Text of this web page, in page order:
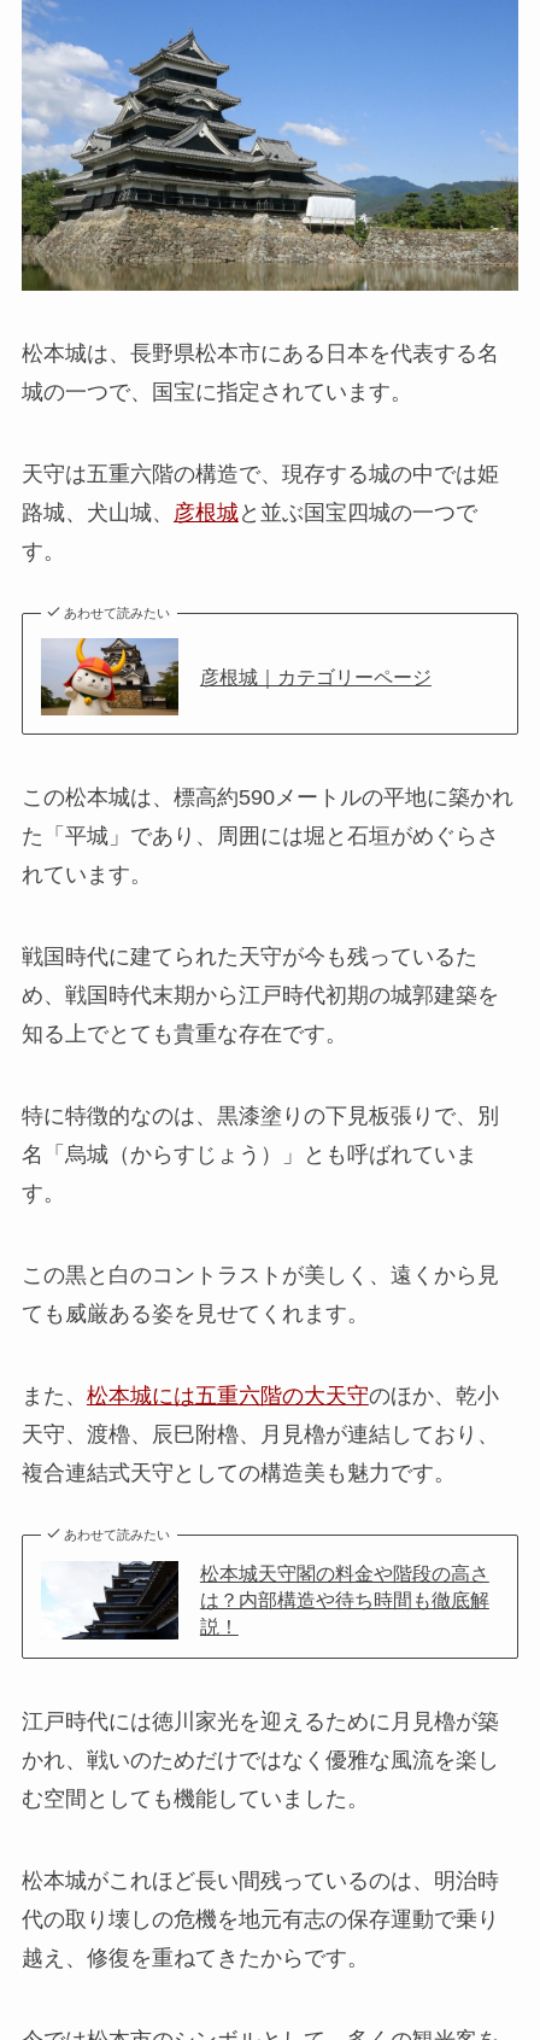
松本城は、長野県松本市にある日本を代表する名
城の一つで、国宝に指定されています。
天守は五重六階の構造で、現存する城の中では姫
路城、犬山城、
彦根城と並ぶ国宝四城の一つで
す。
あわせて読みたい
彦根城｜カテゴリーページ
この松本城は、標高約590メートルの平地に築かれ
た「平城」であり、周囲には堀と石垣がめぐらさ
れています。
戦国時代に建てられた天守が今も残っているた
め、戦国時代末期から江戸時代初期の城郭建築を
知る上でとても貴重な存在です。
特に特徴的なのは、黒漆塗りの下見板張りで、別
名「烏城（からすじょう）」とも呼ばれていま
す。
この黒と白のコントラストが美しく、遠くから見
ても威厳ある姿を見せてくれます。
また、 松本城には五重六階の大天守のほか、乾小
天守、渡櫓、辰巳附櫓、月見櫓が連結しており、
複合連結式天守としての構造美も魅力です。
あわせて読みたい
松本城天守閣の料金や階段の高さ
は？内部構造や待ち時間も徹底解
説！
江戸時代には徳川家光を迎えるために月見櫓が築
かれ、戦いのためだけではなく優雅な風流を楽し
む空間としても機能していました。
松本城がこれほど長い間残っているのは、明治時
代の取り壊しの危機を地元有志の保存運動で乗り
越え、修復を重ねてきたからです。